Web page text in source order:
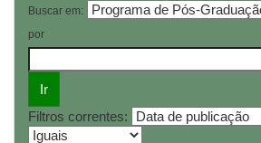
Buscar em:
por
Filtros correntes: